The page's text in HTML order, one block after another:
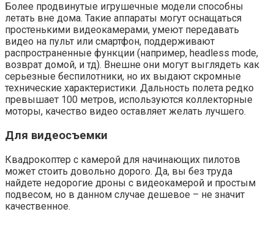
Более продвинутые игрушечные модели способны
летать вне дома. Такие аппараты могут оснащаться
простенькими видеокамерами, умеют передавать
видео на пульт или смартфон, поддерживают
распространенные функции (например, headless mode,
возврат домой, и тд). Внешне они могут выглядеть как
серьезные беспилотники, но их выдают скромные
технические характеристики. Дальность полета редко
превышает 100 метров, используются коллекторные
моторы, качество видео оставляет желать лучшего.
Для видеосъемки
Квадрокоптер с камерой для начинающих пилотов
может стоить довольно дорого. Да, вы без труда
найдете недорогие дроны с видеокамерой и простым
подвесом, но в данном случае дешевое – не значит
качественное.